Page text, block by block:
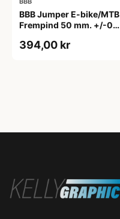
BBB Jumper E-bike/MTB
Frempind 50 mm. +/-0
394,00 kr